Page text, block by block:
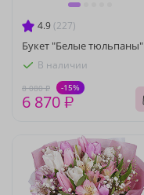
4.9 (227)
Букет "Белые тюльпаны"
В наличии
8 080 ₽ -15%
6 870 ₽